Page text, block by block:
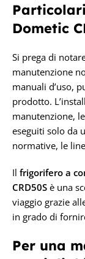
Dometic
Si prega di
manutenzione
manuali d’uso,
prodotto.
manutenzione,
eseguiti solo da
normative, le
Il frigorifero a
CRD50S è una
viaggio grazie
in grado di
Per una